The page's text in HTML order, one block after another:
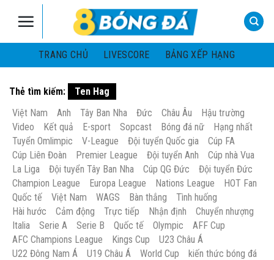
TRANG CHỦ
LIVESCORE BẢNG XẾP HẠNG
Thẻ tìm kiếm:
Ten Hag
Việt Nam
Anh Tây Ban Nha Đức Châu Âu
Hậu trường
Video
Kết quả E-sport Sopcast Bóng đá nữ
Hạng nhất
Tuyển Omlimpic
V-League Đội tuyển Quốc gia
Cúp FA
Cúp Liên Đoàn
Premier League Đội tuyển Anh
Cúp nhà Vua
La Liga
Đội tuyển Tây Ban Nha Cúp QG Đức
Đội tuyển Đức
Champion League
Europa League Nations League
HOT Fan
Quốc tế
Việt Nam WAGS Bàn thắng
Tình huống
Hài hước
Cảm động Trực tiếp Nhận định
Chuyển nhượng
Italia
Serie A Serie B Quốc tế Olympic
AFF Cup
AFC Champions League
Kings Cup
U23 Châu Á
U22 Đông Nam Á
U19 Châu Á World Cup
kiến thức bóng đá